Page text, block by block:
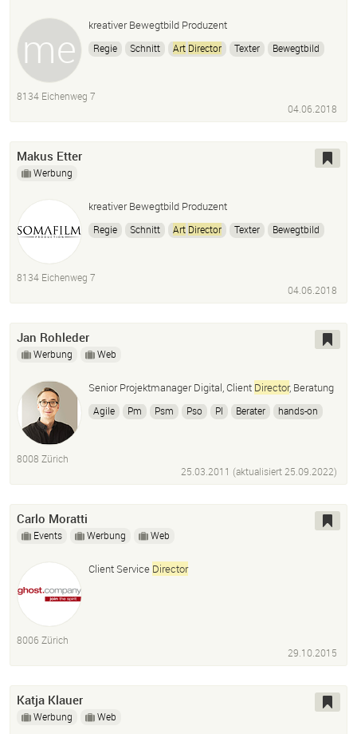
kreativer Bewegtbild Produzent
Regie Schnitt Art Director Texter
Bewegtbild
8134 Eichenweg 7
04.06.2018
Makus Etter
Werbung
kreativer Bewegtbild Produzent
Regie Schnitt Art Director Texter
Bewegtbild
8134 Eichenweg 7
04.06.2018
Jan Rohleder
Werbung Web
Senior Projektmanager Digital, Client Director, Beratung
Agile Pm Psm Pso Pl Berater
hands-on
8008 Zürich
25.03.2011 (aktualisiert25.09.2022)
Carlo Moratti
Events Werbung Web
Client Service Director
8006 Zürich
29.10.2015
Katja Klauer
Werbung Web